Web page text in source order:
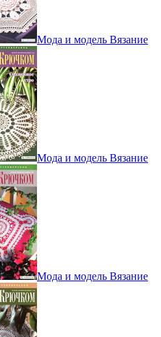
Мода и модель Вязание
Мода и модель Вязание
Мода и модель Вязание